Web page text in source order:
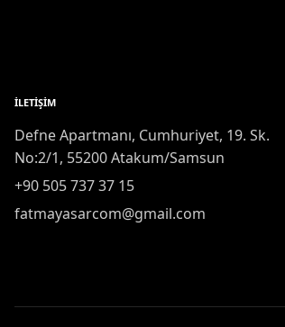
İLETIŞIM
Defne Apartmanı, Cumhuriyet, 19. Sk.
No:2/1, 55200 Atakum/Samsun
+90 505 737 37 15
fatmayasarcom@gmail.com